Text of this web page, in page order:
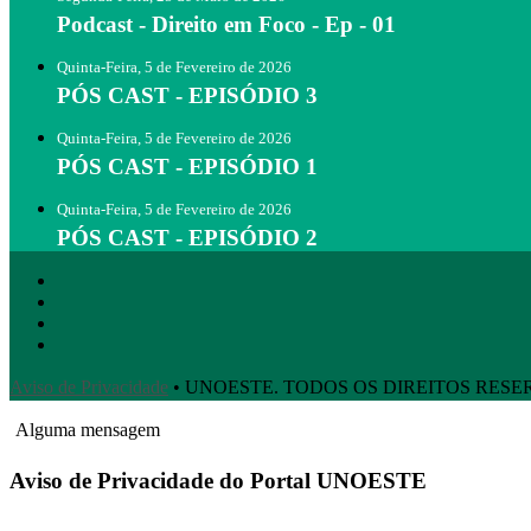
Podcast - Direito em Foco - Ep - 01
Quinta-Feira, 5 de Fevereiro de 2026
PÓS CAST - EPISÓDIO 3
Quinta-Feira, 5 de Fevereiro de 2026
PÓS CAST - EPISÓDIO 1
Quinta-Feira, 5 de Fevereiro de 2026
PÓS CAST - EPISÓDIO 2
Aviso de Privacidade • UNOESTE. TODOS OS DIREITOS
Alguma mensagem
Aviso de Privacidade do Portal UNOESTE